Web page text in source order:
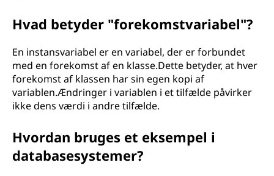
Hvad betyder "forekomstvariabel"?
En instansvariabel er en variabel, der er forbundet
med en forekomst af en klasse.Dette betyder, at hver
forekomst af klassen har sin egen kopi af
variablen.Ændringer i variablen i et tilfælde påvirker
ikke dens værdi i andre tilfælde.
Hvordan bruges et eksempel i
databasesystemer?